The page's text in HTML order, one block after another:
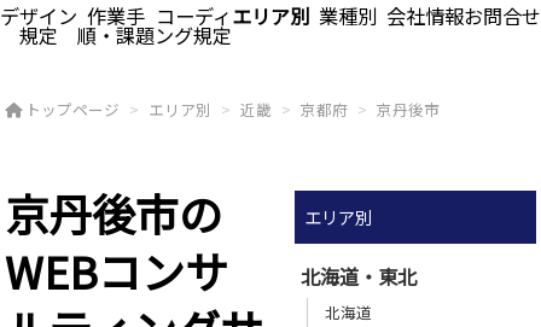
デザイン
規定
作業手
順・課題
コーディ
ング規定
エリア別 業種別 会社情報お問合せ
トップページ エリア別 近畿 京都府 京丹後市
京丹後市の
WEBコンサ
エリア別
北海道・東北
北海道